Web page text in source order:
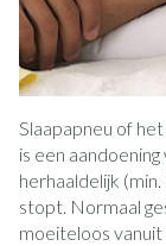
Slaapapneu of
is een
herhaaldelijk
stopt. Normaal
moeiteloos vanuit